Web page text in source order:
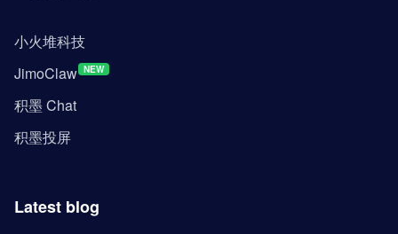
小火堆科技
JimoClaw NEW
积墨 Chat
积墨投屏
Latest blog